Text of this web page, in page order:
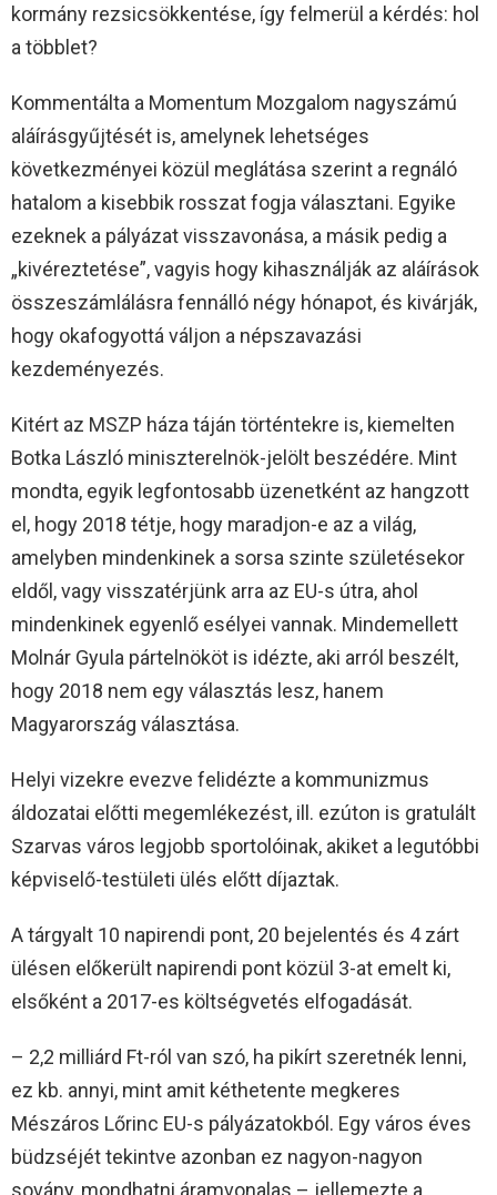
kormány rezsicsökkentése, így felmerül a kérdés: hol
a többlet?
Kommentálta a Momentum Mozgalom nagyszámú
aláírásgyűjtését is, amelynek lehetséges
következményei közül meglátása szerint a regnáló
hatalom a kisebbik rosszat fogja választani. Egyike
ezeknek a pályázat visszavonása, a másik pedig a
„kivéreztetése”, vagyis hogy kihasználják az aláírások
összeszámlálásra fennálló négy hónapot, és kivárják,
hogy okafogyottá váljon a népszavazási
kezdeményezés.
Kitért az MSZP háza táján történtekre is, kiemelten
Botka László miniszterelnök-jelölt beszédére. Mint
mondta, egyik legfontosabb üzenetként az hangzott
el, hogy 2018 tétje, hogy maradjon-e az a világ,
amelyben mindenkinek a sorsa szinte születésekor
eldől, vagy visszatérjünk arra az EU-s útra, ahol
mindenkinek egyenlő esélyei vannak. Mindemellett
Molnár Gyula pártelnököt is idézte, aki arról beszélt,
hogy 2018 nem egy választás lesz, hanem
Magyarország választása.
Helyi vizekre evezve felidézte a kommunizmus
áldozatai előtti megemlékezést, ill. ezúton is gratulált
Szarvas város legjobb sportolóinak, akiket a legutóbbi
képviselő-testületi ülés előtt díjaztak.
A tárgyalt 10 napirendi pont, 20 bejelentés és 4 zárt
ülésen előkerült napirendi pont közül 3-at emelt ki,
elsőként a 2017-es költségvetés elfogadását.
– 2,2 milliárd Ft-ról van szó, ha pikírt szeretnék lenni,
ez kb. annyi, mint amit kéthetente megkeres
Mészáros Lőrinc EU-s pályázatokból. Egy város éves
büdzséjét tekintve azonban ez nagyon-nagyon
sovány, mondhatni áramvonalas – jellemezte a